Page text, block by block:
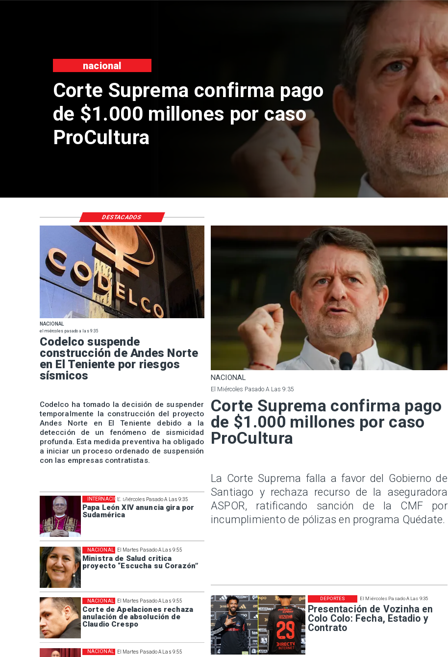
Corte Suprema confirma pago
de $1.000 millones por caso
ProCultura
nacional
El Miércoles Pasado A Las 9:35
Papa León XIV anuncia gira por
Sudamérica
INTERNACIONAL
El Martes Pasado A Las 9:55
Ministra de Salud critica
proyecto “Escucha su Corazón”
NACIONAL
El Martes Pasado A Las 9:55
Corte de Apelaciones rechaza
anulación de absolución de
Claudio Crespo
NACIONAL
El Martes Pasado A Las 9:55
NACIONAL
El Miércoles Pasado A Las 9:35
Presentación de Vozinha en
Colo Colo: Fecha, Estadio y
Contrato
DEPORTES
NACIONAL
el miércoles pasado a las 9:35
Codelco suspende
construcción de Andes Norte
en El Teniente por riesgos
sísmicos
Codelco ha tomado la decisión de suspender
temporalmente la construcción del proyecto
Andes Norte en El Teniente debido a la
detección de un fenómeno de sismicidad
profunda. Esta medida preventiva ha obligado
a iniciar un proceso ordenado de suspensión
con las empresas contratistas.
NACIONAL
El Miércoles Pasado A Las 9:35
Corte Suprema confirma pago
de $1.000 millones por caso
ProCultura
La Corte Suprema falla a favor del Gobierno de
Santiago y rechaza recurso de la aseguradora
ASPOR, ratificando sanción de la CMF por
incumplimiento de pólizas en programa Quédate.
DESTACADOS